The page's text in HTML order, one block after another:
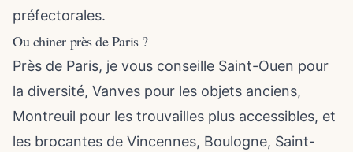
préfectorales.
Ou chiner près de Paris ?
Près de Paris, je vous conseille Saint-Ouen pour
la diversité, Vanves pour les objets anciens,
Montreuil pour les trouvailles plus accessibles, et
les brocantes de Vincennes, Boulogne, Saint-